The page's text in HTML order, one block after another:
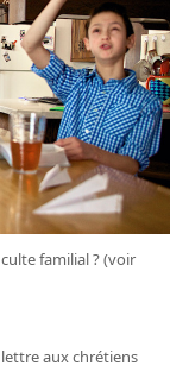
familial ? (voir
aux chrétiens